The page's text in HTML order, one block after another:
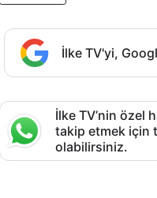
İlke TV'yi,
İlke TV’nin özel
takip etmek için
olabilirsiniz.